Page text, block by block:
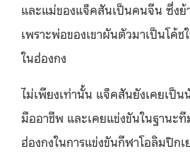
และแม่ของแจ็คสันเป็นคนจีน ซึ่งย้
เพราะพ่อของเขาผันตัวมาเป็นโค้
ในฮ่องกง
ไม่เพียงเท่านั้น แจ็คสันยังเคยเป็
มืออาชีพ และเคยแข่งขันในฐานะ
ฮ่องกงในการแข่งขันกีฬาโอลิมปิก